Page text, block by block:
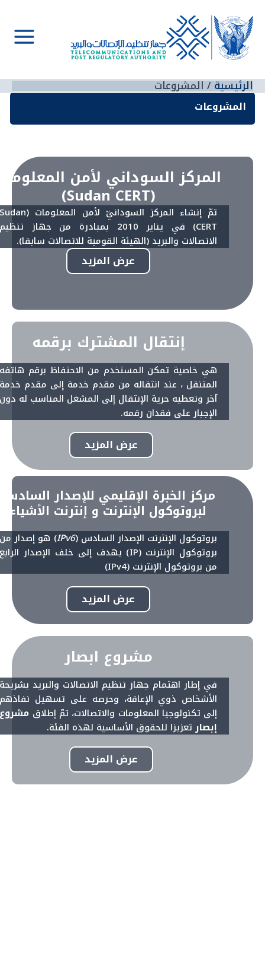
إلى
المحتوى
Main
الرئيسية المشروعات
المشروعات
المركز السوداني لأمن
(Sudan CERT)
تمّ إنشاء المركز السودانيّ لأمن المعلومات (Sudan
CERT) في يناير 2010 بمبادرة من جهاز تنظيم
الاتصالات والبريد (الهيئة القومية للاتصالات سابقا).
عرض المزيد
إنتقال المشترك برقمه
هي خاصية تمكن المستخدم من الاحتفاظ برقم هاتفه
المتنقل ، عند انتقاله من مقدم خدمة إلى مقدم خدمة
آخر وتعطيه حرية الإنتقال إلى المشغل المناسب له دون
الإجبار على فقدان رقمه.
عرض المزيد
مركز الخبرة الإقليمي للإصدار السادس
لبروتوكول الإنترنت و إنترنت الأشياء
بروتوكول الإنترنت الإصدار السادس (IPv6) هو إصدار من
بروتوكول الإنترنت (IP) يهدف إلى خلف الإصدار الرابع
من بروتوكول الإنترنت (IPv4)
عرض المزيد
مشروع ابصار
في إطار اهتمام جهاز تنظيم الاتصالات والبريد بشريحة
الأشخاص ذوي الإعاقة، وحرصه على تسهيل نفاذهم
إلى تكنولوجيا المعلومات والاتصالات، تمّ إطلاق مشروع
إبصارتعزيزا للحقوق الأساسية لهذه الفئة.
عرض المزيد